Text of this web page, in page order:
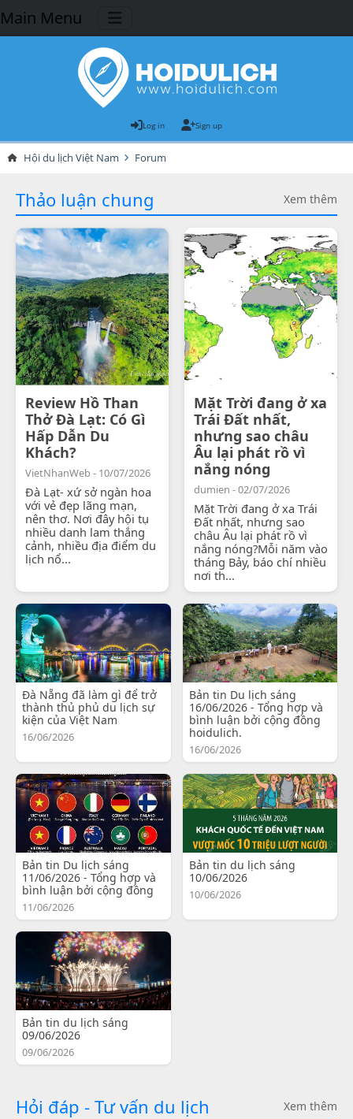
Main Menu
Log in Sign up
Hội du lịch Việt Nam Forum
Thảo luận chung Xem thêm
Review Hồ Than
Thở Đà Lạt: Có Gì
Hấp Dẫn Du
Khách?
VietNhanWeb - 10/07/2026
Đà Lạt- xứ sở ngàn hoa
với vẻ đẹp lãng mạn,
nên thơ. Nơi đây hội tụ
nhiều danh lam thắng
cảnh, nhiều địa điểm du
lịch nổ...
Mặt Trời đang ở xa
Trái Đất nhất,
nhưng sao châu
Âu lại phát rồ vì
nắng nóng
dumien - 02/07/2026
Mặt Trời đang ở xa Trái
Đất nhất, nhưng sao
châu Âu lại phát rồ vì
nắng nóng?Mỗi năm vào
tháng Bảy, báo chí nhiều
nơi th...
Đà Nẵng đã làm gì để trở
thành thủ phủ du lịch sự
kiện của Việt Nam
16/06/2026
Bản tin Du lịch sáng
16/06/2026 - Tổng hợp và
bình luận bởi cộng đồng
hoidulich.
16/06/2026
Bản tin Du lịch sáng
11/06/2026 - Tổng hợp và
bình luận bởi cộng đồng
11/06/2026
Bản tin du lịch sáng
10/06/2026
10/06/2026
Bản tin du lịch sáng
09/06/2026
09/06/2026
Hỏi đáp - Tư vấn du lịch Xem thêm